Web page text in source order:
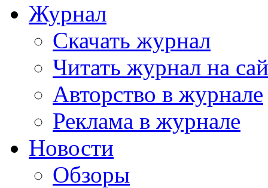
Журнал
Скачать журнал
Читать журнал на
Авторство в журнале
Реклама в журнале
Новости
Обзоры